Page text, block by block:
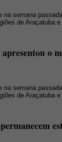
na semana
de Araçatuba
o
na semana
de Araçatuba